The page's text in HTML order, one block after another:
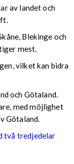
av landet och
Blekinge och
mest.
vilket kan bidra
och Götaland.
med möjlighet
Götaland.
två tredjedelar